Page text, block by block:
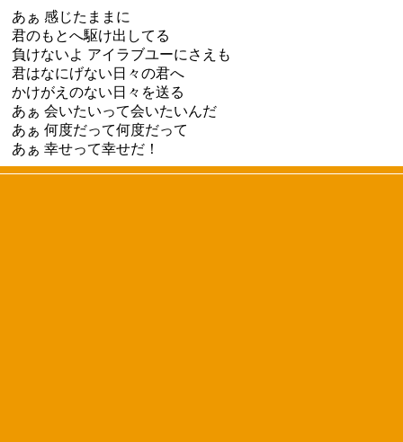
あぁ 感じたままに
君のもとへ駆け出してる
負けないよ アイラブユーにさえも
君はなにげない日々の君へ
かけがえのない日々を送る
あぁ 会いたいって会いたいんだ
あぁ 何度だって何度だって
あぁ 幸せって幸せだ！